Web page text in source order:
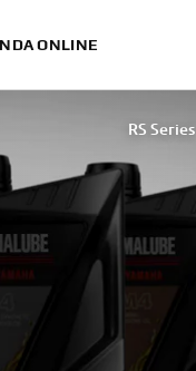
ONLINE
RS Series